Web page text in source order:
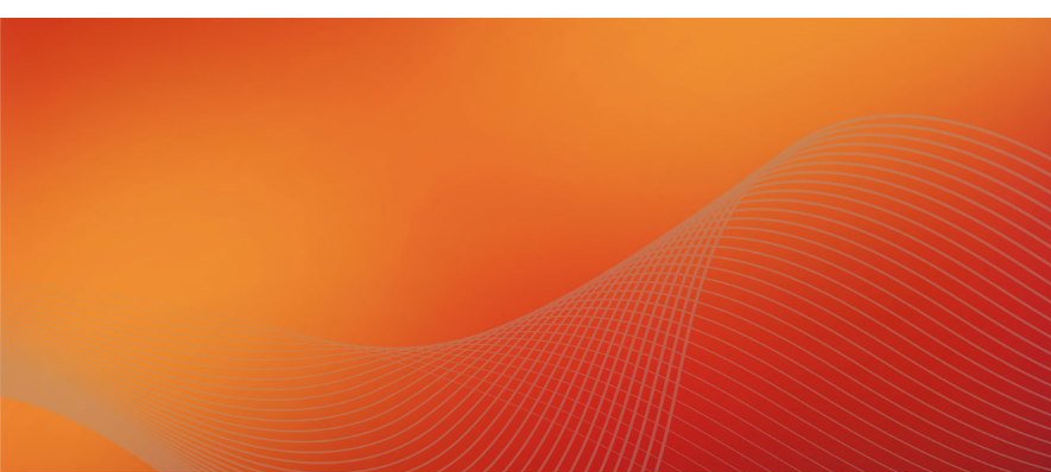
Sie möchten mehr über NIEHOFF oder unsere
Nehmen Sie gerne Kontakt zu uns auf.
Anfahrt Google Maps
Fon:+49 9122 977-0
E-Mail: info@niehoff.de
Fax:+49 9122 977-155